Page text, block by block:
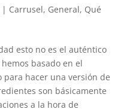
Carrusel, General, Qué
esto no es el auténtico
basado en el
hacer una versión de
son básicamente
a la hora de